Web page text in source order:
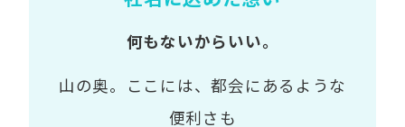
何もないからいい。
山の奥。ここには、都会にあるような
便利さも